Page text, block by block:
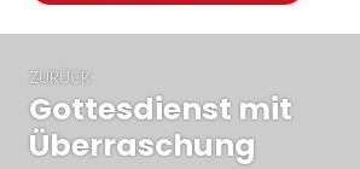
Beitragsnavigation
ZURÜCK
Vorheriger
Beitrag:
Gottesdienst mit
Überraschung